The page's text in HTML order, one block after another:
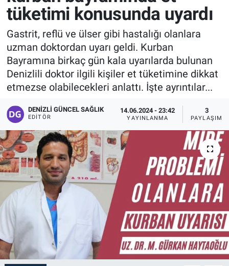
tüketimi konusunda uyardı
Gastrit, reflü ve ülser gibi hastalığı olanlara
uzman doktordan uyarı geldi. Kurban
Bayramına birkaç gün kala uyarılarda bulunan
Denizlili doktor ilgili kişiler et tüketimine dikkat
etmezse olabilecekleri anlattı. İşte ayrıntılar...
DENIZLI GÜNCEL SAĞLIK
EDITÖR
14.06.2024 - 23:42
YAYINLANMA
3
PAYLAŞIM